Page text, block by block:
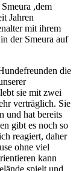
,dem
Jahren
mit ihrem
der Smeura auf
die
sie mit zwei
verträglich. Sie
und hat bereits
gibt es noch so
reagiert, daher
ohne viel
kann
spielt und